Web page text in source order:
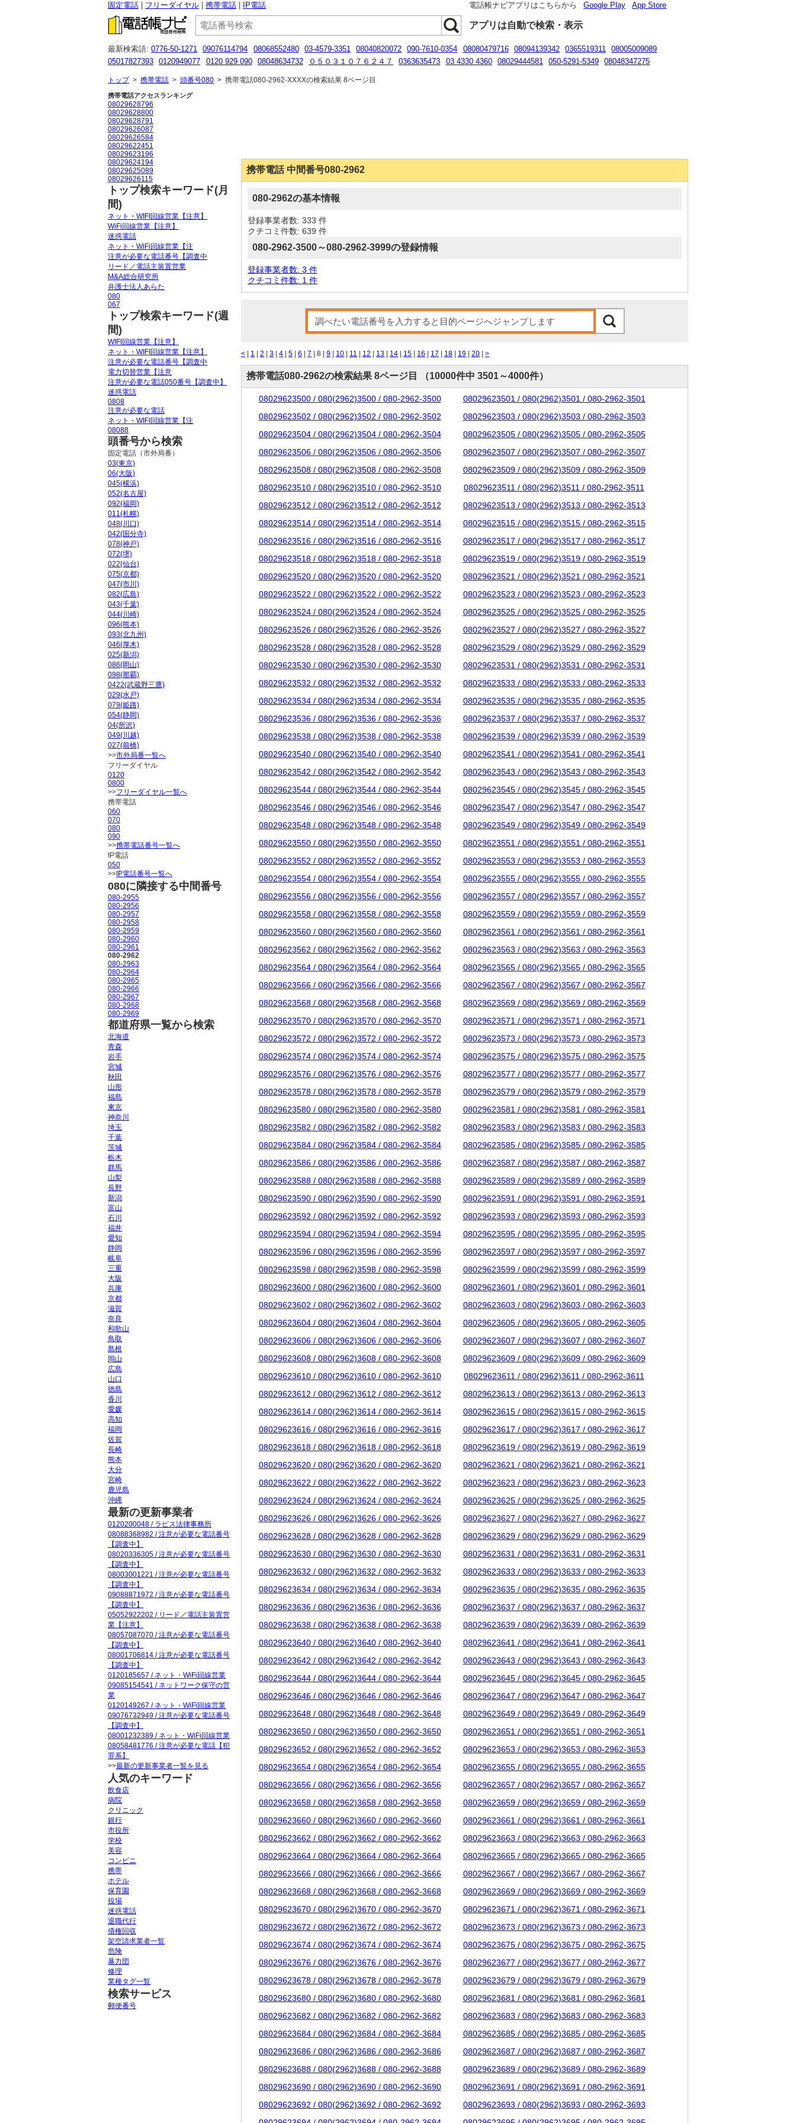
固定電話 フリーダイヤル 携帯電話 IP電話 電話帳ナビアプリはこちらから Google Play App Store
アプリは自動で検索・表示
最新検索語: 0776-50-1271 09076114794 08068552480 03-4579-3351 08040820072 090-7610-0354 08080479716 08094139342 0365519311
08005009089
05017827393
0120949077 0120 929 090 08048634732 ０５０３１０７６２４７ 0363635473 03 4330 4360 08029444581 050-5291-5349
08048347275
トップ> 携帯電話 > 頭番号080 > 携帯電話080-2962-XXXXの検索結果 8ページ目
携帯電話 中間番号080-2962
080-2962の基本情報
登録事業者数: 333 件
クチコミ件数: 639 件
080-2962-3500～080-2962-3999の登録情報
登録事業者数: 3 件
クチコミ件数: 1 件
< 1 2 3 4 5 6 7 | 8 | 9 10 11 12 13 14 15 16 17 18 19 20 >
携帯電話080-2962の検索結果 8ページ目 （10000件中 3501～4000件）
08029623500 / 080(2962)3500 / 080-2962-3500
08029623501 / 080(2962)3501 / 080-2962-3501
08029623502 / 080(2962)3502 / 080-2962-3502
08029623503 / 080(2962)3503 / 080-2962-3503
08029623504 / 080(2962)3504 / 080-2962-3504
08029623505 / 080(2962)3505 / 080-2962-3505
08029623506 / 080(2962)3506 / 080-2962-3506
08029623507 / 080(2962)3507 / 080-2962-3507
08029623508 / 080(2962)3508 / 080-2962-3508
08029623509 / 080(2962)3509 / 080-2962-3509
08029623510 / 080(2962)3510 / 080-2962-3510
08029623511 / 080(2962)3511 / 080-2962-3511
08029623512 / 080(2962)3512 / 080-2962-3512
08029623513 / 080(2962)3513 / 080-2962-3513
08029623514 / 080(2962)3514 / 080-2962-3514
08029623515 / 080(2962)3515 / 080-2962-3515
08029623516 / 080(2962)3516 / 080-2962-3516
08029623517 / 080(2962)3517 / 080-2962-3517
08029623518 / 080(2962)3518 / 080-2962-3518
08029623519 / 080(2962)3519 / 080-2962-3519
08029623520 / 080(2962)3520 / 080-2962-3520
08029623521 / 080(2962)3521 / 080-2962-3521
08029623522 / 080(2962)3522 / 080-2962-3522
08029623523 / 080(2962)3523 / 080-2962-3523
08029623524 / 080(2962)3524 / 080-2962-3524
08029623525 / 080(2962)3525 / 080-2962-3525
08029623526 / 080(2962)3526 / 080-2962-3526
08029623527 / 080(2962)3527 / 080-2962-3527
08029623528 / 080(2962)3528 / 080-2962-3528
08029623529 / 080(2962)3529 / 080-2962-3529
08029623530 / 080(2962)3530 / 080-2962-3530
08029623531 / 080(2962)3531 / 080-2962-3531
08029623532 / 080(2962)3532 / 080-2962-3532
08029623533 / 080(2962)3533 / 080-2962-3533
08029623534 / 080(2962)3534 / 080-2962-3534
08029623535 / 080(2962)3535 / 080-2962-3535
08029623536 / 080(2962)3536 / 080-2962-3536
08029623537 / 080(2962)3537 / 080-2962-3537
08029623538 / 080(2962)3538 / 080-2962-3538
08029623539 / 080(2962)3539 / 080-2962-3539
08029623540 / 080(2962)3540 / 080-2962-3540
08029623541 / 080(2962)3541 / 080-2962-3541
08029623542 / 080(2962)3542 / 080-2962-3542
08029623543 / 080(2962)3543 / 080-2962-3543
08029623544 / 080(2962)3544 / 080-2962-3544
08029623545 / 080(2962)3545 / 080-2962-3545
08029623546 / 080(2962)3546 / 080-2962-3546
08029623547 / 080(2962)3547 / 080-2962-3547
08029623548 / 080(2962)3548 / 080-2962-3548
08029623549 / 080(2962)3549 / 080-2962-3549
08029623550 / 080(2962)3550 / 080-2962-3550
08029623551 / 080(2962)3551 / 080-2962-3551
08029623552 / 080(2962)3552 / 080-2962-3552
08029623553 / 080(2962)3553 / 080-2962-3553
08029623554 / 080(2962)3554 / 080-2962-3554
08029623555 / 080(2962)3555 / 080-2962-3555
08029623556 / 080(2962)3556 / 080-2962-3556
08029623557 / 080(2962)3557 / 080-2962-3557
08029623558 / 080(2962)3558 / 080-2962-3558
08029623559 / 080(2962)3559 / 080-2962-3559
08029623560 / 080(2962)3560 / 080-2962-3560
08029623561 / 080(2962)3561 / 080-2962-3561
08029623562 / 080(2962)3562 / 080-2962-3562
08029623563 / 080(2962)3563 / 080-2962-3563
08029623564 / 080(2962)3564 / 080-2962-3564
08029623565 / 080(2962)3565 / 080-2962-3565
08029623566 / 080(2962)3566 / 080-2962-3566
08029623567 / 080(2962)3567 / 080-2962-3567
08029623568 / 080(2962)3568 / 080-2962-3568
08029623569 / 080(2962)3569 / 080-2962-3569
08029623570 / 080(2962)3570 / 080-2962-3570
08029623571 / 080(2962)3571 / 080-2962-3571
08029623572 / 080(2962)3572 / 080-2962-3572
08029623573 / 080(2962)3573 / 080-2962-3573
08029623574 / 080(2962)3574 / 080-2962-3574
08029623575 / 080(2962)3575 / 080-2962-3575
08029623576 / 080(2962)3576 / 080-2962-3576
08029623577 / 080(2962)3577 / 080-2962-3577
08029623578 / 080(2962)3578 / 080-2962-3578
08029623579 / 080(2962)3579 / 080-2962-3579
08029623580 / 080(2962)3580 / 080-2962-3580
08029623581 / 080(2962)3581 / 080-2962-3581
08029623582 / 080(2962)3582 / 080-2962-3582
08029623583 / 080(2962)3583 / 080-2962-3583
08029623584 / 080(2962)3584 / 080-2962-3584
08029623585 / 080(2962)3585 / 080-2962-3585
08029623586 / 080(2962)3586 / 080-2962-3586
08029623587 / 080(2962)3587 / 080-2962-3587
08029623588 / 080(2962)3588 / 080-2962-3588
08029623589 / 080(2962)3589 / 080-2962-3589
08029623590 / 080(2962)3590 / 080-2962-3590
08029623591 / 080(2962)3591 / 080-2962-3591
08029623592 / 080(2962)3592 / 080-2962-3592
08029623593 / 080(2962)3593 / 080-2962-3593
08029623594 / 080(2962)3594 / 080-2962-3594
08029623595 / 080(2962)3595 / 080-2962-3595
08029623596 / 080(2962)3596 / 080-2962-3596
08029623597 / 080(2962)3597 / 080-2962-3597
08029623598 / 080(2962)3598 / 080-2962-3598
08029623599 / 080(2962)3599 / 080-2962-3599
08029623600 / 080(2962)3600 / 080-2962-3600
08029623601 / 080(2962)3601 / 080-2962-3601
08029623602 / 080(2962)3602 / 080-2962-3602
08029623603 / 080(2962)3603 / 080-2962-3603
08029623604 / 080(2962)3604 / 080-2962-3604
08029623605 / 080(2962)3605 / 080-2962-3605
08029623606 / 080(2962)3606 / 080-2962-3606
08029623607 / 080(2962)3607 / 080-2962-3607
08029623608 / 080(2962)3608 / 080-2962-3608
08029623609 / 080(2962)3609 / 080-2962-3609
08029623610 / 080(2962)3610 / 080-2962-3610
08029623611 / 080(2962)3611 / 080-2962-3611
08029623612 / 080(2962)3612 / 080-2962-3612
08029623613 / 080(2962)3613 / 080-2962-3613
08029623614 / 080(2962)3614 / 080-2962-3614
08029623615 / 080(2962)3615 / 080-2962-3615
08029623616 / 080(2962)3616 / 080-2962-3616
08029623617 / 080(2962)3617 / 080-2962-3617
08029623618 / 080(2962)3618 / 080-2962-3618
08029623619 / 080(2962)3619 / 080-2962-3619
08029623620 / 080(2962)3620 / 080-2962-3620
08029623621 / 080(2962)3621 / 080-2962-3621
08029623622 / 080(2962)3622 / 080-2962-3622
08029623623 / 080(2962)3623 / 080-2962-3623
08029623624 / 080(2962)3624 / 080-2962-3624
08029623625 / 080(2962)3625 / 080-2962-3625
08029623626 / 080(2962)3626 / 080-2962-3626
08029623627 / 080(2962)3627 / 080-2962-3627
08029623628 / 080(2962)3628 / 080-2962-3628
08029623629 / 080(2962)3629 / 080-2962-3629
08029623630 / 080(2962)3630 / 080-2962-3630
08029623631 / 080(2962)3631 / 080-2962-3631
08029623632 / 080(2962)3632 / 080-2962-3632
08029623633 / 080(2962)3633 / 080-2962-3633
08029623634 / 080(2962)3634 / 080-2962-3634
08029623635 / 080(2962)3635 / 080-2962-3635
08029623636 / 080(2962)3636 / 080-2962-3636
08029623637 / 080(2962)3637 / 080-2962-3637
08029623638 / 080(2962)3638 / 080-2962-3638
08029623639 / 080(2962)3639 / 080-2962-3639
08029623640 / 080(2962)3640 / 080-2962-3640
08029623641 / 080(2962)3641 / 080-2962-3641
08029623642 / 080(2962)3642 / 080-2962-3642
08029623643 / 080(2962)3643 / 080-2962-3643
08029623644 / 080(2962)3644 / 080-2962-3644
08029623645 / 080(2962)3645 / 080-2962-3645
08029623646 / 080(2962)3646 / 080-2962-3646
08029623647 / 080(2962)3647 / 080-2962-3647
08029623648 / 080(2962)3648 / 080-2962-3648
08029623649 / 080(2962)3649 / 080-2962-3649
08029623650 / 080(2962)3650 / 080-2962-3650
08029623651 / 080(2962)3651 / 080-2962-3651
08029623652 / 080(2962)3652 / 080-2962-3652
08029623653 / 080(2962)3653 / 080-2962-3653
08029623654 / 080(2962)3654 / 080-2962-3654
08029623655 / 080(2962)3655 / 080-2962-3655
08029623656 / 080(2962)3656 / 080-2962-3656
08029623657 / 080(2962)3657 / 080-2962-3657
08029623658 / 080(2962)3658 / 080-2962-3658
08029623659 / 080(2962)3659 / 080-2962-3659
08029623660 / 080(2962)3660 / 080-2962-3660
08029623661 / 080(2962)3661 / 080-2962-3661
08029623662 / 080(2962)3662 / 080-2962-3662
08029623663 / 080(2962)3663 / 080-2962-3663
08029623664 / 080(2962)3664 / 080-2962-3664
08029623665 / 080(2962)3665 / 080-2962-3665
08029623666 / 080(2962)3666 / 080-2962-3666
08029623667 / 080(2962)3667 / 080-2962-3667
08029623668 / 080(2962)3668 / 080-2962-3668
08029623669 / 080(2962)3669 / 080-2962-3669
08029623670 / 080(2962)3670 / 080-2962-3670
08029623671 / 080(2962)3671 / 080-2962-3671
08029623672 / 080(2962)3672 / 080-2962-3672
08029623673 / 080(2962)3673 / 080-2962-3673
08029623674 / 080(2962)3674 / 080-2962-3674
08029623675 / 080(2962)3675 / 080-2962-3675
08029623676 / 080(2962)3676 / 080-2962-3676
08029623677 / 080(2962)3677 / 080-2962-3677
08029623678 / 080(2962)3678 / 080-2962-3678
08029623679 / 080(2962)3679 / 080-2962-3679
08029623680 / 080(2962)3680 / 080-2962-3680
08029623681 / 080(2962)3681 / 080-2962-3681
08029623682 / 080(2962)3682 / 080-2962-3682
08029623683 / 080(2962)3683 / 080-2962-3683
08029623684 / 080(2962)3684 / 080-2962-3684
08029623685 / 080(2962)3685 / 080-2962-3685
08029623686 / 080(2962)3686 / 080-2962-3686
08029623687 / 080(2962)3687 / 080-2962-3687
08029623688 / 080(2962)3688 / 080-2962-3688
08029623689 / 080(2962)3689 / 080-2962-3689
08029623690 / 080(2962)3690 / 080-2962-3690
08029623691 / 080(2962)3691 / 080-2962-3691
08029623692 / 080(2962)3692 / 080-2962-3692
08029623693 / 080(2962)3693 / 080-2962-3693
携帯電話アクセスランキング
08029628796
08029628800
08029628791
08029626087
08029626584
08029622451
08029623196
08029624194
08029625089
08029626115
トップ検索キーワード(月
間)
ネット・WIFI回線営業【注意】
WiFi回線営業【注意】
迷惑電話
ネット・WiFi回線営業【注
注意が必要な電話番号【調査中
リード／電話主装置営業
M&A総合研究所
弁護士法人あらた
080
067
トップ検索キーワード(週
間)
WIFI回線営業【注意】
ネット・WIFI回線営業【注意】
注意が必要な電話番号【調査中
電力切替営業【注意
注意が必要な電話050番号【調査中】
迷惑電話
0808
注意が必要な電話
ネット・WIFI回線営業【注
08088
頭番号から検索
固定電話（市外局番）
03(東京)
06(大阪)
045(横浜)
052(名古屋)
092(福岡)
011(札幌)
048(川口)
042(国分寺)
078(神戸)
072(堺)
022(仙台)
075(京都)
047(市川)
082(広島)
043(千葉)
044(川崎)
096(熊本)
093(北九州)
046(厚木)
025(新潟)
086(岡山)
098(那覇)
0422(武蔵野三鷹)
029(水戸)
079(姫路)
054(静岡)
04(所沢)
049(川越)
027(前橋)
>>市外局番一覧へ
フリーダイヤル
0120
0800
>>フリーダイヤル一覧へ
携帯電話
060
070
080
090
>>携帯電話番号一覧へ
IP電話
050
>> IP電話番号一覧へ
080に隣接する中間番号
080-2955
080-2956
080-2957
080-2958
080-2959
080-2960
080-2961
080-2962
080-2963
080-2964
080-2965
080-2966
080-2967
080-2968
080-2969
都道府県一覧から検索
北海道
青森
岩手
宮城
秋田
山形
福島
東京
神奈川
埼玉
千葉
茨城
栃木
群馬
山梨
長野
新潟
富山
石川
福井
愛知
静岡
岐阜
三重
大阪
兵庫
京都
滋賀
奈良
和歌山
鳥取
島根
岡山
広島
山口
徳島
香川
愛媛
高知
福岡
佐賀
長崎
熊本
大分
宮崎
鹿児島
沖縄
最新の更新事業者
0120200048 / ラピス法律事務所
08088368982 / 注意が必要な電話番号
【調査中】
08020336305 / 注意が必要な電話番号
【調査中】
08003001221 / 注意が必要な電話番号
【調査中】
09088871972 / 注意が必要な電話番号
【調査中】
05052922202 / リード／電話主装置営
業【注意】
08057087070 / 注意が必要な電話番号
【調査中】
08001706814 / 注意が必要な電話番号
【調査中】
0120185657 / ネット・WiFi回線営業
09085154541 / ネットワーク保守の営
業
0120149267 / ネット・WiFi回線営業
09076732949 / 注意が必要な電話番号
【調査中】
08001232389 / ネット・WiFi回線営業
08058481776 / 注意が必要な電話【犯
罪系】
>>最新の更新事業者一覧を見る
人気のキーワード
飲食店
病院
クリニック
銀行
市役所
学校
美容
コンビニ
携帯
ホテル
保育園
役場
迷惑電話
退職代行
債権回収
架空請求業者一覧
危険
暴力団
修理
業種タグ一覧
検索サービス
郵便番号